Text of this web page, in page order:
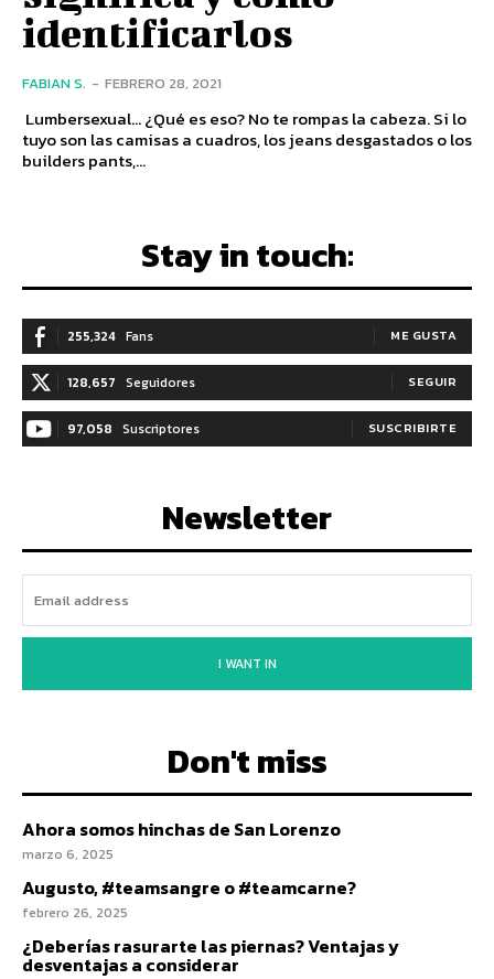
identificarlos
FABIAN S. - FEBRERO 28, 2021
Lumbersexual… ¿Qué es eso? No te rompas la cabeza. Si lo
tuyo son las camisas a cuadros, los jeans desgastados o los
builders pants,...
Stay in touch:
255,324 Fans ME GUSTA
128,657 Seguidores SEGUIR
97,058 Suscriptores SUSCRIBIRTE
Newsletter
I WANT IN
Don't miss
Ahora somos hinchas de San Lorenzo
marzo 6, 2025
Augusto, #teamsangre o #teamcarne?
febrero 26, 2025
¿Deberías rasurarte las piernas? Ventajas y
desventajas a considerar